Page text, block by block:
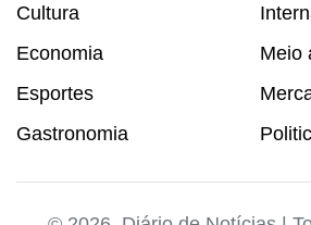
Cultura
Economia
Esportes
Gastronomia
Meio